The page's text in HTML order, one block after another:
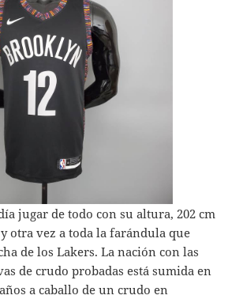
jugar de todo con su altura, 202 cm
otra vez a toda la farándula que
de los Lakers. La nación con las
de crudo probadas está sumida en
a caballo de un crudo en